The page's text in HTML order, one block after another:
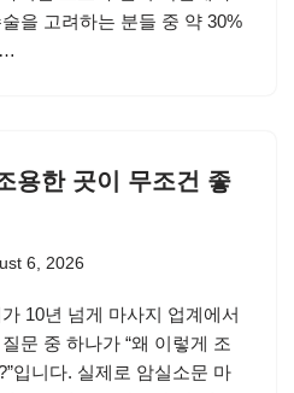
을 고려하는 분들 중 약 30%
용한 곳이 무조건 좋
6, 2026
10년 넘게 마사지 업계에서
문 중 하나가 “왜 이렇게 조
입니다. 실제로 암실소문 마